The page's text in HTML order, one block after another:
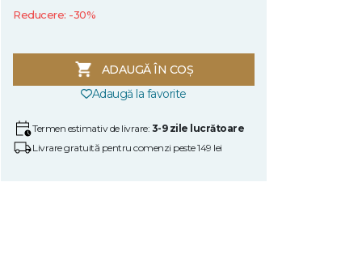
Reducere: -30%
ADAUGĂ ÎN COȘ
Adaugă la favorite
Termen estimativ de livrare: 3-9 zile lucrătoare
Livrare gratuită pentru comenzi peste 149 lei